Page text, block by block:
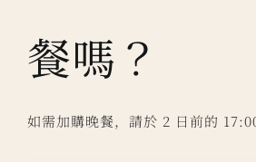
餐嗎？
如需加購晚餐，請於 2 日前的